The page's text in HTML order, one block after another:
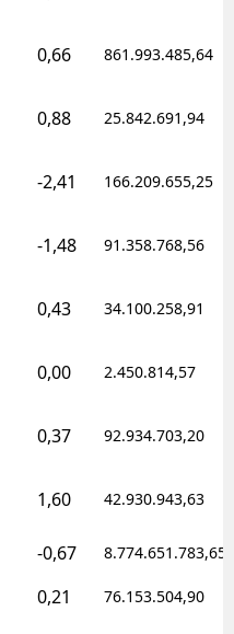
0,66 861.993.485,64
0,88 25.842.691,94
-2,41 166.209.655,25
-1,48 91.358.768,56
0,43 34.100.258,91
0,00 2.450.814,57
0,37 92.934.703,20
1,60 42.930.943,63
-0,67 8.774.651.783,65
0,21 76.153.504,90